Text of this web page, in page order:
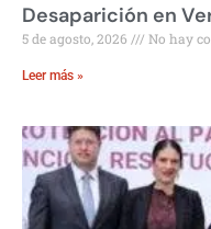
Desaparición en
5 de agosto, 2026 No hay
Leer más »